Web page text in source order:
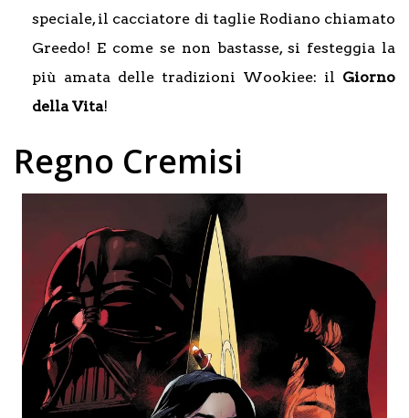
speciale, il cacciatore di taglie Rodiano chiamato
Greedo! E come se non bastasse, si festeggia la
più amata delle tradizioni Wookiee: il Giorno
della Vita!
Regno Cremisi